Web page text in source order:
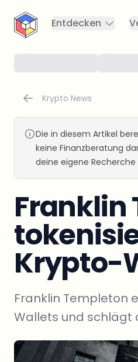
CryptoTicker
Entdecken
Krypto News
Die in diesem Artikel
keine Finanzberatung
deine eigene Recherche
Franklin
Krypto-
Franklin Templeton
Wallets und schlägt